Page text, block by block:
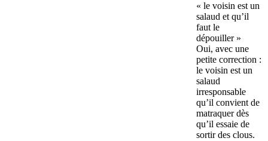
« le voisin est un
salaud et qu’il
faut le
dépouiller »
Oui, avec une
petite correction :
le voisin est un
salaud
irresponsable
qu’il convient de
matraquer dès
qu’il essaie de
sortir des clous.